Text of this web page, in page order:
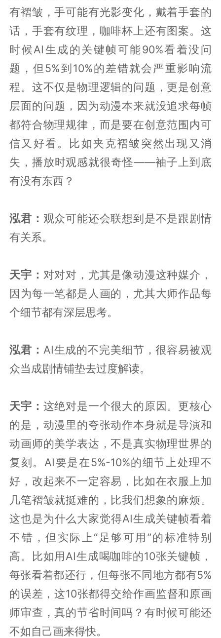
有褶皱，手可能有光影变化，戴着手套的
话，手套有纹理，咖啡杯上还有图案。这
时候AI生成的关键帧可能90%看着没问
题，但5%到10%的差错就会严重影响流
程。这不仅是物理逻辑的问题，更是创意
层面的问题，因为动漫本来就没追求每帧
都符合物理规律，而是要在创意范围内可
信又好看。比如夹克褶皱突然出现又消
失，播放时观感就很奇怪——袖子上到底
有没有东西？
泓君： 观众可能还会联想到是不是跟剧情
有关系。
天宇： 对对对，尤其是像动漫这种媒介，
因为每一笔都是人画的，尤其大师作品每
个细节都有深层思考。
泓君： AI生成的不完美细节，很容易被观
众当成剧情铺垫去过度解读。
天宇： 这绝对是一个很大的原因。更核心
的是，动漫里的夸张动作本身就是导演和
动画师的美学表达，不是真实物理世界的
复刻。AI要是在5%-10%的细节上处理不
好，改起来不一定容易，比如在衣服上加
几笔褶皱就挺难的，比我们想象的麻烦。
这也是为什么大家觉得AI生成关键帧看着
不错，但实际上“足够可用”的标准特别
高。比如用AI生成喝咖啡的10张关键帧，
每张看着都还行，但每张不同地方都有5%
的误差，这10张都得交给作画监督和原画
师审查，真的节省时间吗？有时候可能还
不如自己画来得快。